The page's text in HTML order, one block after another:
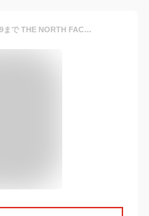
大決算セール開催中！3/31 23:59まで THE NORTH FACE ザ ノースフェイス VAULT ヴォルト バックパックリュック リュックサック 27L A3 メンズ レディースNF0A3VY2 ブラック グレー ネイビー プレゼント ギフト bgsin